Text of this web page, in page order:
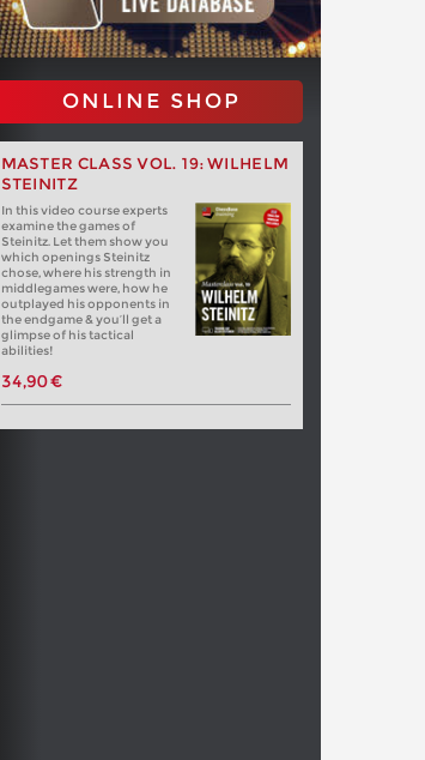
ONLINE SHOP
MASTER CLASS VOL. 19: WILHELM
STEINITZ
In this video course experts
examine the games of
Steinitz. Let them show you
which openings Steinitz
chose, where his strength in
middlegames were, how he
outplayed his opponents in
the endgame & you’ll get a
glimpse of his tactical
abilities!
34,90 €